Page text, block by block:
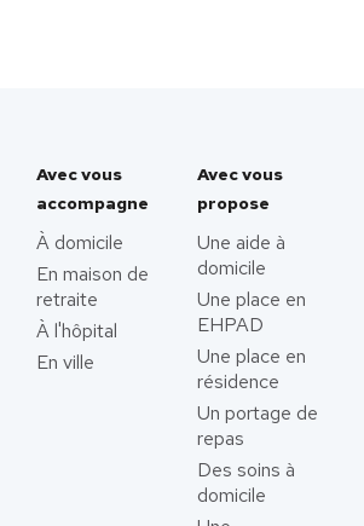
Avec vous
accompagne
À domicile
En maison de
retraite
À l'hôpital
En ville
Avec vous
propose
Une aide à
domicile
Une place en
EHPAD
Une place en
résidence
Un portage de
repas
Des soins à
domicile